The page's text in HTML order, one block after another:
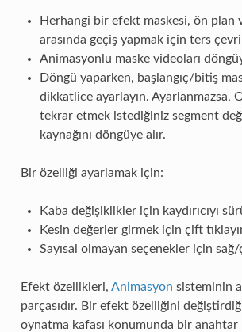
Herhangi bir efekt maskesi, ön plan
arasında geçiş yapmak için ters
Animasyonlu maske videoları
Döngü yaparken, başlangıç/bitiş
dikkatlice ayarlayın. Ayarlanmazsa,
tekrar etmek istediğiniz segment
kaynağını döngüye alır.
Bir özelliği ayarlamak için:
Kaba değişiklikler için kaydırıcıyı
Kesin değerler girmek için çift
Sayısal olmayan seçenekler için sağ/
Efekt özellikleri, Animasyon sisteminin
parçasıdır. Bir efekt özelliğini
oynatma kafası konumunda bir